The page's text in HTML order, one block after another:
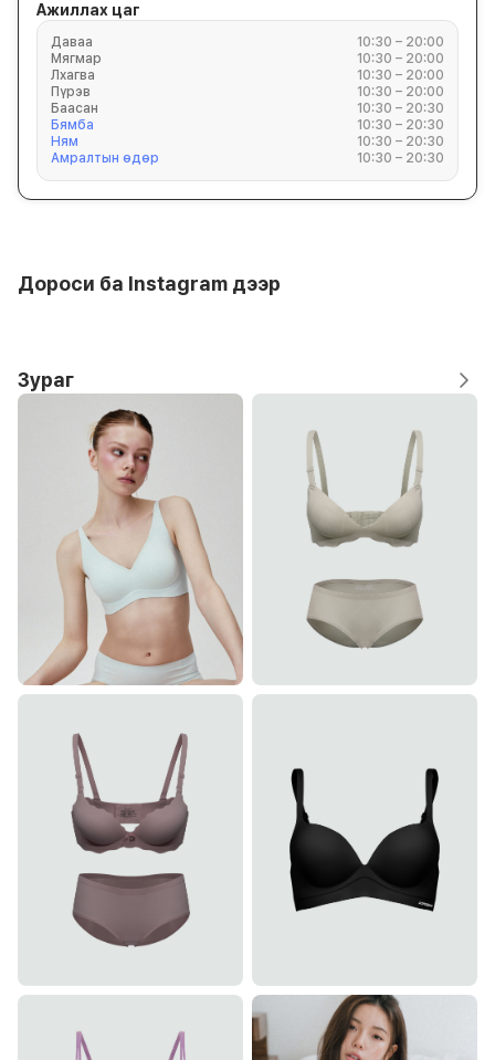
Ажиллах цаг
Даваа
10:30 – 20:00
Мягмар
10:30 – 20:00
Лхагва
10:30 – 20:00
Пүрэв
10:30 – 20:00
Баасан
10:30 – 20:30
Бямба
10:30 – 20:30
Ням
10:30 – 20:30
Амралтын өдөр
10:30 – 20:30
Дороси ба Instagram дээр
Зураг